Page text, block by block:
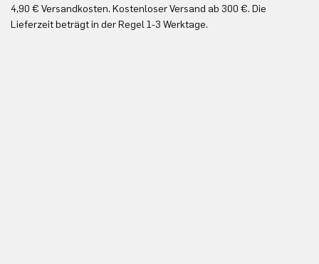
4,90 € Versandkosten. Kostenloser Versand ab 300 €. Die
Lieferzeit beträgt in der Regel 1-3 Werktage.